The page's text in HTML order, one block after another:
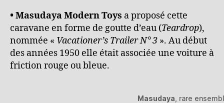
• Masudaya Modern Toys a proposé cette
caravane en forme de goutte d’eau (Teardrop),
nommée « Vacationer’s Trailer N° 3 ». Au début
des années 1950 elle était associée une voiture à
friction rouge ou bleue.
Masudaya , rare